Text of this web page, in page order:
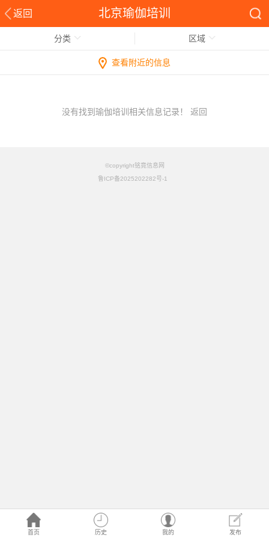
返回 北京瑜伽培训
首页 历史 我的 发布
分类 区域
查看附近的信息
没有找到瑜伽培训相关信息记录！ 返回
©copyright铭竟信息网
鲁ICP备2025202282号-1